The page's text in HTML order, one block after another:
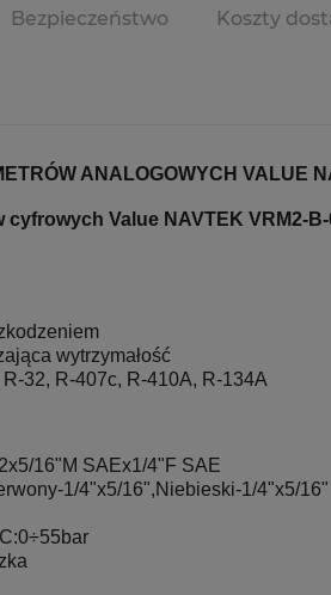
Bezpieczeństwo Koszty
ANALOGOWYCH VALUE
Value NAVTEK VRM2-B-
wytrzymałość
32, R-407c, R-410A, R-134A
16"M SAEx1/4"F SAE
1/4"x5/16",Niebieski-1/4"x5/16"